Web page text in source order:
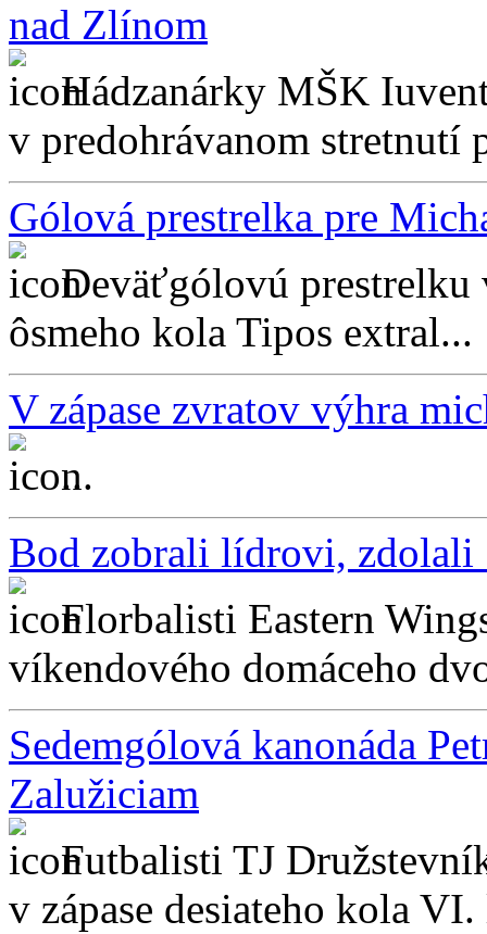
nad Zlínom
Hádzanárky MŠK
v predohrávanom stretnutí
Gólová prestrelka pre
Deväťgólovú
ôsmeho kola Tipos extral...
V zápase zvratov výhra
...
Bod zobrali lídrovi, zdolali
Florbalisti Eastern
víkendového domáceho
Sedemgólová kanonáda
Zalužiciam
Futbalisti TJ
v zápase desiateho kola